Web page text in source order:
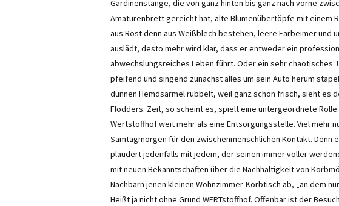
Gardinenstange, die von ganz hinten bis ganz nach vorne
Amaturenbrett gereicht hat, alte Blumenübertöpfe mit einem
aus Rost denn aus Weißblech bestehen, leere Farbeimer und
auslädt, desto mehr wird klar, dass er entweder ein
abwechslungsreiches Leben führt. Oder ein sehr chaotisches.
pfeifend und singend zunächst alles um sein Auto herum
dünnen Hemdsärmel rubbelt, weil ganz schön frisch, sieht es
Flodders. Zeit, so scheint es, spielt eine untergeordnete
Wertstoffhof weit mehr als eine Entsorgungsstelle. Viel mehr
Samtagmorgen für den zwischenmenschlichen Kontakt.
plaudert jedenfalls mit jedem, der seinen immer voller
mit neuen Bekanntschaften über die Nachhaltigkeit von
Nachbarn jenen kleinen Wohnzimmer-Korbtisch ab, „an dem
Heißt ja nicht ohne Grund WERTstoffhof. Offenbar ist der